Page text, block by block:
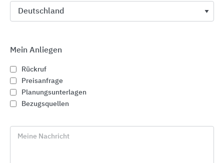
Mein Anliegen
Rückruf
Preisanfrage
Planungsunterlagen
Bezugsquellen
Meine Nachricht